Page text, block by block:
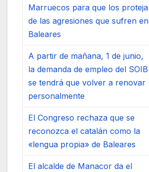
Marruecos para que los proteja
de las agresiones que sufren en
Baleares
A partir de mañana, 1 de junio,
la demanda de empleo del SOIB
se tendrá que volver a renovar
personalmente
El Congreso rechaza que se
reconozca el catalán como la
«lengua propia» de Baleares
El alcalde de Manacor da el